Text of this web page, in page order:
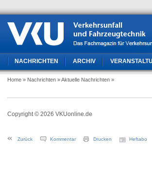
NACHRICHTEN ARCHIV
Home » Nachrichten » Aktuelle Nachrichten »
Copyright © 2026 VKUonline.de
Zurück Kommentar Drucken Heftabo